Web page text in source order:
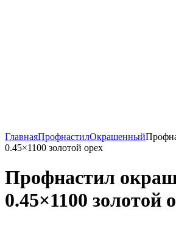
ГлавнаяПрофнастилОкрашенный
0.45×1100 золотой орех
Профнастил
0.45×1100 золотой